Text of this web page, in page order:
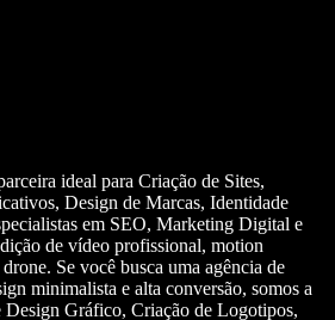
ideal para Criação de Sites,
Design de Marcas, Identidade
em SEO, Marketing Digital e
de vídeo profissional, motion
Se você busca uma agência de
minimalista e alta conversão, somos a
Design Gráfico, Criação de Logotipos,